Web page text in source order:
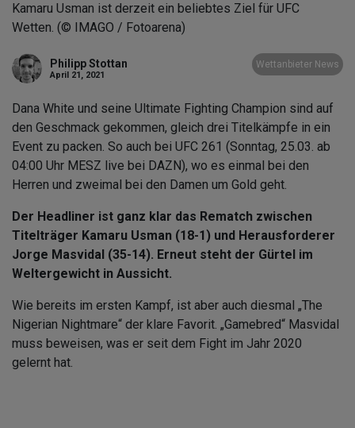
Kamaru Usman ist derzeit ein beliebtes Ziel für UFC
Wetten. (© IMAGO / Fotoarena)
Philipp Stottan
April 21, 2021
Wettanbieter News
Dana White und seine Ultimate Fighting Champion sind auf
den Geschmack gekommen, gleich drei Titelkämpfe in ein
Event zu packen. So auch bei UFC 261 (Sonntag, 25.03. ab
04:00 Uhr MESZ live bei DAZN), wo es einmal bei den
Herren und zweimal bei den Damen um Gold geht.
Der Headliner ist ganz klar das Rematch zwischen
Titelträger Kamaru Usman (18-1) und Herausforderer
Jorge Masvidal (35-14). Erneut steht der Gürtel im
Weltergewicht in Aussicht.
Wie bereits im ersten Kampf, ist aber auch diesmal „The
Nigerian Nightmare“ der klare Favorit. „Gamebred“ Masvidal
muss beweisen, was er seit dem Fight im Jahr 2020
gelernt hat.